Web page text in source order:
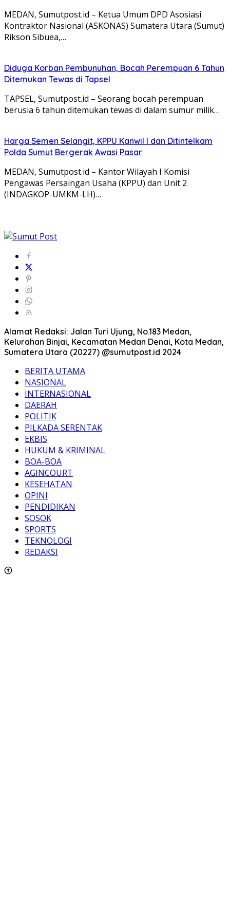
MEDAN, Sumutpost.id – Ketua Umum DPD Asosiasi
Kontraktor Nasional (ASKONAS) Sumatera Utara (Sumut)
Rikson Sibuea,…
Diduga Korban Pembunuhan, Bocah Perempuan 6 Tahun
Ditemukan Tewas di Tapsel
TAPSEL, Sumutpost.id – Seorang bocah perempuan
berusia 6 tahun ditemukan tewas di dalam sumur milik…
Harga Semen Selangit, KPPU Kanwil I dan Ditintelkam
Polda Sumut Bergerak Awasi Pasar
MEDAN, Sumutpost.id – Kantor Wilayah I Komisi
Pengawas Persaingan Usaha (KPPU) dan Unit 2
(INDAGKOP-UMKM-LH)…
Alamat Redaksi: Jalan Turi Ujung, No.183 Medan,
Kelurahan Binjai, Kecamatan Medan Denai, Kota Medan,
Sumatera Utara (20227) @sumutpost.id 2024
BERITA UTAMA
NASIONAL
INTERNASIONAL
DAERAH
POLITIK
PILKADA SERENTAK
EKBIS
HUKUM & KRIMINAL
BOA-BOA
AGINCOURT
KESEHATAN
OPINI
PENDIDIKAN
SOSOK
SPORTS
TEKNOLOGI
REDAKSI